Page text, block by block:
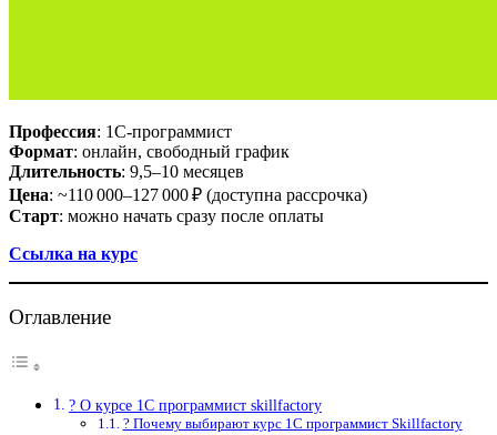
Профессия: 1С‑программист
Формат: онлайн, свободный график
Длительность: 9,5–10 месяцев
Цена: ~110 000–127 000 ₽ (доступна рассрочка)
Старт: можно начать сразу после оплаты
Ссылка на курс
Оглавление
? О курсе 1С программист skillfactory
? Почему выбирают курс 1С программист Skillfactory